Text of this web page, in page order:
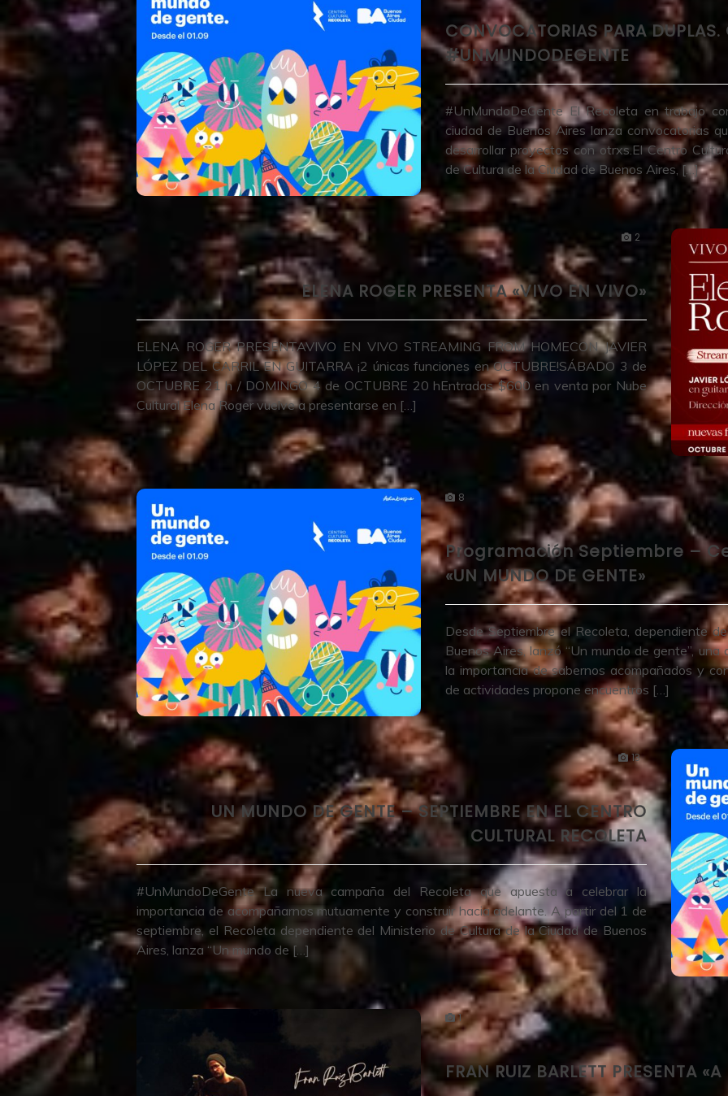
CONVOCATORIAS PARA
#UNMUNDODEGENTE
#UnMundoDeGente El Recoleta en trabajo
ciudad de Buenos Aires lanza convocatorias
desarrollar proyectos con otrxs.El Centro
de Cultura de la Ciudad de Buenos Aires, […]
2
ELENA ROGER PRESENTA «VIVO EN VIVO»
ELENA ROGER PRESENTAVIVO EN VIVO STREAMING FROM HOMECON JAVIER
LÓPEZ DEL CARRIL EN GUITARRA ¡2 únicas funciones en OCTUBRE!SÁBADO 3 de
OCTUBRE 21 h / DOMINGO 4 de OCTUBRE 20 hEntradas $600 en venta por Nube
Cultural Elena Roger vuelve a presentarse en […]
8
Programación Septiembre –
«UN MUNDO DE GENTE»
Desde Septiembre el Recoleta, dependiente
Buenos Aires, lanzó “Un mundo de gente”,
la importancia de sabernos acompañados y
de actividades propone encuentros […]
13
UN MUNDO DE GENTE – SEPTIEMBRE EN EL CENTRO
CULTURAL RECOLETA
#UnMundoDeGente La nueva campaña del Recoleta que apuesta a celebrar la
importancia de acompañarnos mutuamente y construir hacia adelante. A partir del 1 de
septiembre, el Recoleta dependiente del Ministerio de Cultura de la Ciudad de Buenos
Aires, lanza “Un mundo de […]
1
FRAN RUIZ BARLETT PRESENTA